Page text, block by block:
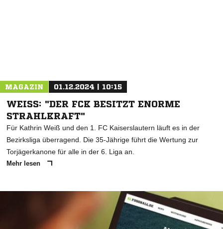
MAGAZIN 01.12.2024 | 10:15
WEISS: "DER FCK BESITZT ENORME S
TRAHLKRAFT"
Für Kathrin Weiß und den 1. FC Kaiserslautern läuft es in der
Bezirksliga überragend. Die 35-Jährige führt die Wertung zur
Torjägerkanone für alle in der 6. Liga an.
Mehr lesen